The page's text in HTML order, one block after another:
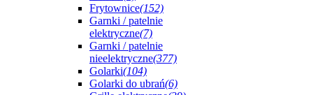
Frytownice(152)
Garnki / patelnie
elektryczne(7)
Garnki / patelnie
nieelektryczne(377)
Golarki(104)
Golarki do ubrań(6)